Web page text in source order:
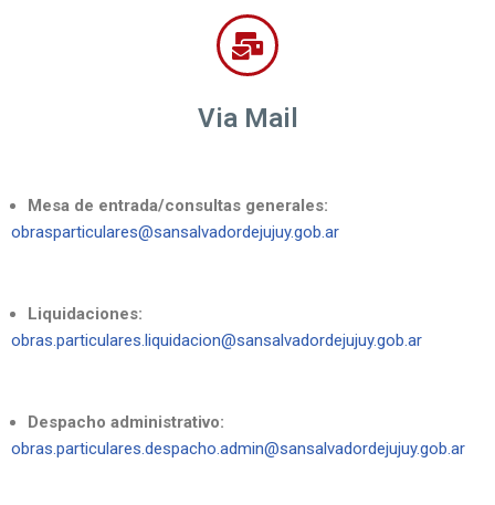
Via Mail
Mesa de entrada/consultas generales:
obrasparticulares@sansalvadordejujuy.gob.ar
Liquidaciones:
obras.particulares.liquidacion@sansalvadordejujuy.gob.ar
Despacho administrativo:
obras.particulares.despacho.admin@sansalvadordejujuy.gob.ar